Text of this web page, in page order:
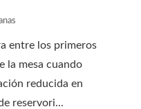
entre los primeros
la mesa cuando
reducida en
reservori...